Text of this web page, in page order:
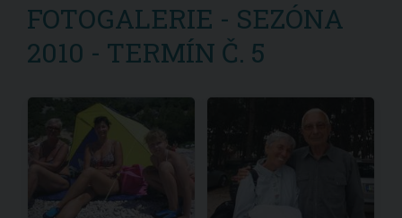
FOTOGALERIE - SEZÓNA
2010 - TERMÍN Č. 5